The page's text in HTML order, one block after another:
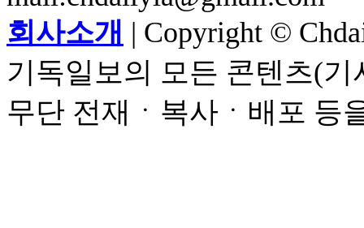
회사소개 | Copyright ©
기독일보의 모든 콘텐츠(
무단 전재ㆍ복사ㆍ배포 등